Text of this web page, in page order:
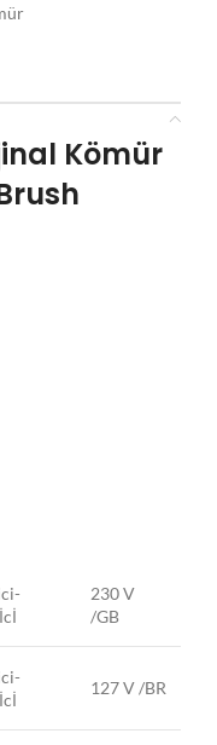
Kömür
230 V
/GB
127 V /BR